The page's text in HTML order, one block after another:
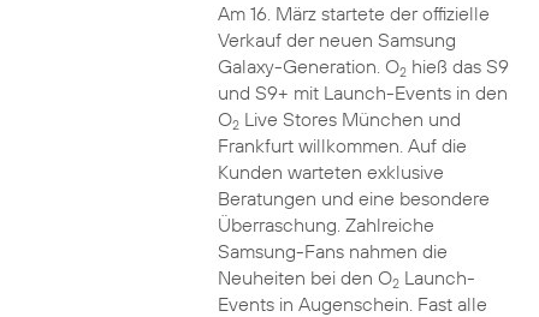
Am 16. März startete der offizielle
Verkauf der neuen Samsung
Galaxy-Generation. O2hieß das S9
und S9+ mit Launch-Events in den
O2Live Stores München und
Frankfurt willkommen. Auf die
Kunden warteten exklusive
Beratungen und eine besondere
Überraschung. Zahlreiche
Samsung-Fans nahmen die
Neuheiten bei den O2Launch-
Events in Augenschein. Fast alle